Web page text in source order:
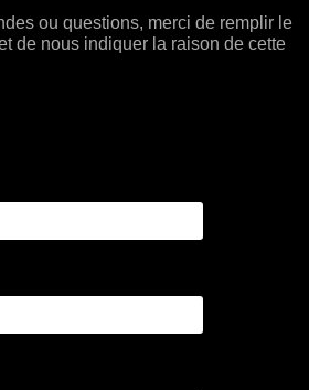
ou questions, merci de remplir le
de nous indiquer la raison de cette